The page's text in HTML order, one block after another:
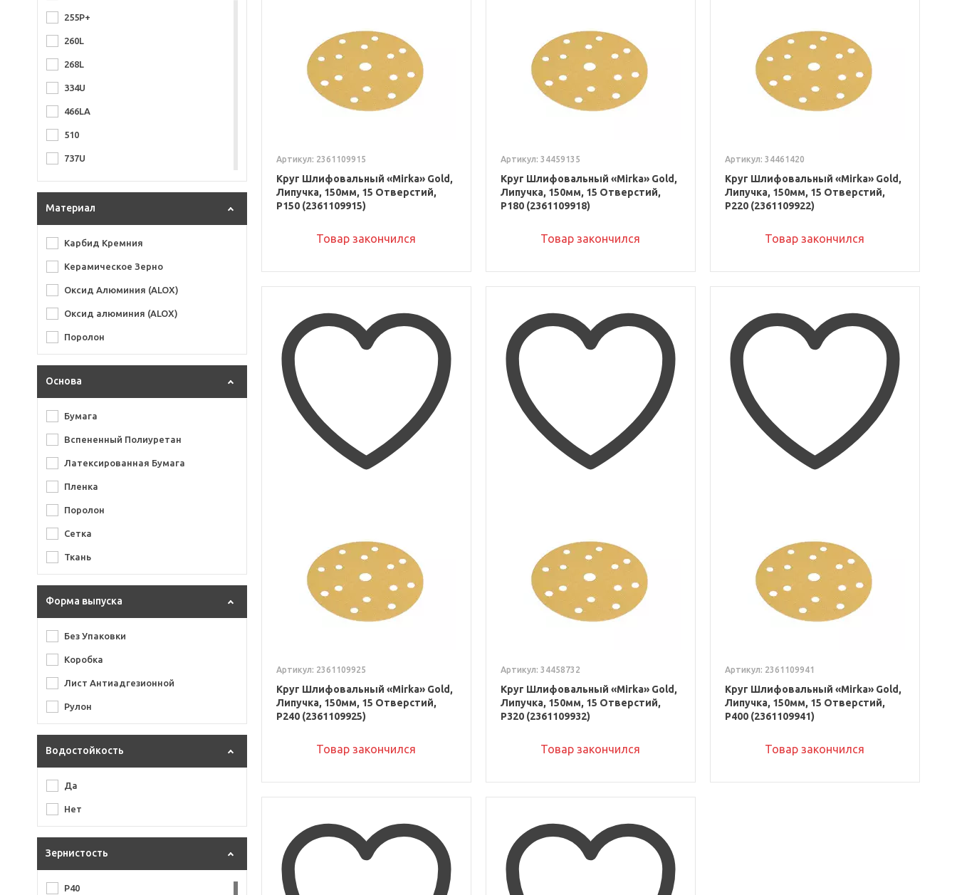
255P+
260L
268L
334U
466LA
510
737U
740
750
Hookit
L312T Film
L312TV Film
L312TV Gold
Perfect it III
Roses
Siarun
Titan II
VX-Green
VX-NET
X313T Sun Net
Тризак
Материал
Карбид Кремния
Керамическое Зерно
Оксид Алюминия (ALOX)
Оксид алюминия (ALOX)
Поролон
Основа
Бумага
Вспененный Полиуретан
Латексированная Бумага
Пленка
Поролон
Сетка
Ткань
Форма выпуска
Без Упаковки
Коробка
Лист Антиадгезионной
Рулон
Водостойкость
Да
Нет
Зернистость
P40
Артикул: 2361109915
Круг Шлифовальный «Mirka» Gold,
Липучка, 150мм, 15 Отверстий,
P150 (2361109915)
Товар закончился
Артикул: 34459135
Круг Шлифовальный «Mirka» Gold,
Липучка, 150мм, 15 Отверстий,
P180 (2361109918)
Товар закончился
Артикул: 34461420
Круг Шлифовальный «Mirka» Gold,
Липучка, 150мм, 15 Отверстий,
P220 (2361109922)
Товар закончился
Артикул: 2361109925
Круг Шлифовальный «Mirka» Gold,
Липучка, 150мм, 15 Отверстий,
P240 (2361109925)
Товар закончился
Артикул: 34458732
Круг Шлифовальный «Mirka» Gold,
Липучка, 150мм, 15 Отверстий,
P320 (2361109932)
Товар закончился
Артикул: 2361109941
Круг Шлифовальный «Mirka» Gold,
Липучка, 150мм, 15 Отверстий,
P400 (2361109941)
Товар закончился